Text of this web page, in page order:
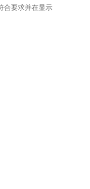
合要求并在显示